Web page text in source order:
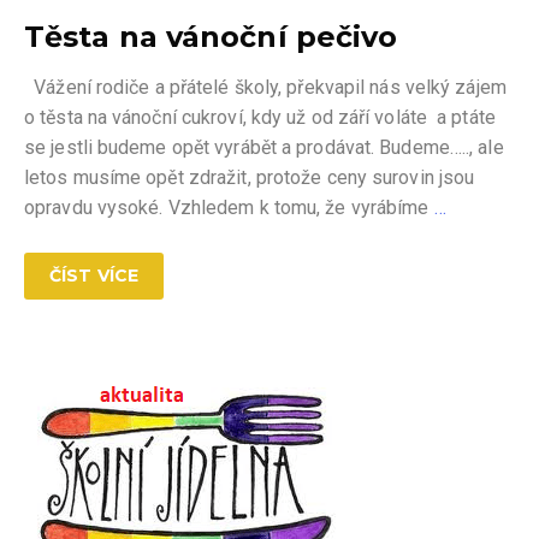
Těsta na vánoční pečivo
Vážení rodiče a přátelé školy, překvapil nás velký zájem
o těsta na vánoční cukroví, kdy už od září voláte a ptáte
se jestli budeme opět vyrábět a prodávat. Budeme….., ale
letos musíme opět zdražit, protože ceny surovin jsou
opravdu vysoké. Vzhledem k tomu, že vyrábíme …
ČÍST VÍCE